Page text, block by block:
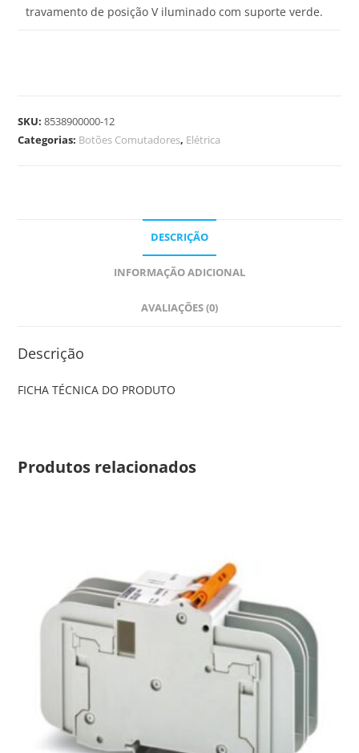
travamento de posição V iluminado com suporte verde.
SKU:8538900000-12
Categorias: Botões Comutadores, Elétrica
DESCRIÇÃO
INFORMAÇÃO ADICIONAL
AVALIAÇÕES (0)
Descrição
FICHA TÉCNICA DO PRODUTO
Produtos relacionados